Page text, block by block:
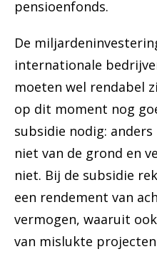
pensioenfonds.
De
internationale
moeten wel rendabel
op dit moment nog
subsidie nodig:
niet van de grond en
niet. Bij de subsidie
een rendement van
vermogen, waaruit
van mislukte